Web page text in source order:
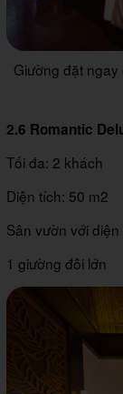
Giường đặt
2.6 Romantic
Tối đa: 2 khách
Diện tích: 50 m2
Sân vườn với
1 giường đôi lớn